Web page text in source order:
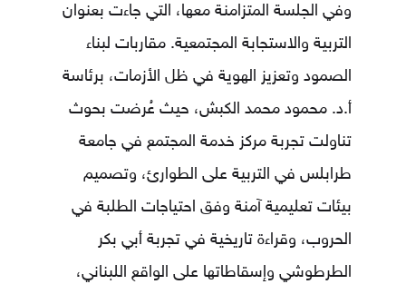
وفي الجلسة المتزامنة معها، التي جاءت بعنوان
التربية والاستجابة المجتمعية. مقاربات لبناء
الصمود وتعزيز الهوية في ظل الأزمات، برئاسة
أ.د. محمود محمد الكبش، حيث عُرضت بحوث
تناولت تجربة مركز خدمة المجتمع في جامعة
طرابلس في التربية على الطوارئ، وتصميم
بيئات تعليمية آمنة وفق احتياجات الطلبة في
الحروب، وقراءة تاريخية في تجربة أبي بكر
الطرطوشي وإسقاطاتها على الواقع اللبناني،